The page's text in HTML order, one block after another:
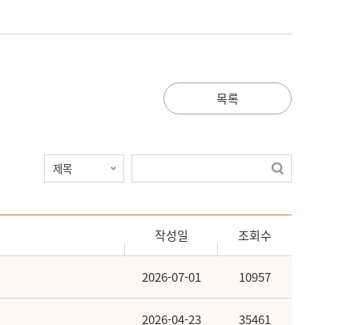
목록
작성일 조회수
2026-07-01 10957
2026-04-23 35461